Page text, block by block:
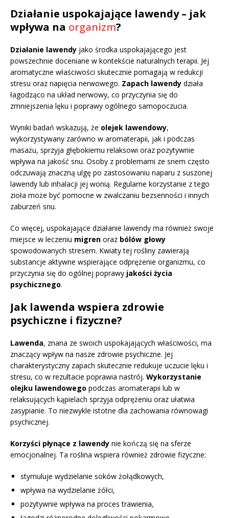
Działanie uspokajające lawendy – jak
wpływa na organizm?
Działanie lawendy jako środka uspokajającego jest
powszechnie doceniane w kontekście naturalnych terapii. Jej
aromatyczne właściwości skutecznie pomagają w redukcji
stresu oraz napięcia nerwowego. Zapach lawendy działa
łagodząco na układ nerwowy, co przyczynia się do
zmniejszenia lęku i poprawy ogólnego samopoczucia.
Wyniki badań wskazują, że olejek lawendowy,
wykorzystywany zarówno w aromaterapii, jak i podczas
masażu, sprzyja głębokiemu relaksowi oraz pozytywnie
wpływa na jakość snu. Osoby z problemami ze snem często
odczuwają znaczną ulgę po zastosowaniu naparu z suszonej
lawendy lub inhalacji jej wonią. Regularne korzystanie z tego
zioła może być pomocne w zwalczaniu bezsenności i innych
zaburzeń snu.
Co więcej, uspokajające działanie lawendy ma również swoje
miejsce w leczeniu migren oraz bólów głowy
spowodowanych stresem. Kwiaty tej rośliny zawierają
substancje aktywne wspierające odprężenie organizmu, co
przyczynia się do ogólnej poprawy jakości życia
psychicznego.
Jak lawenda wspiera zdrowie
psychiczne i fizyczne?
Lawenda, znana ze swoich uspokajających właściwości, ma
znaczący wpływ na nasze zdrowie psychiczne. Jej
charakterystyczny zapach skutecznie redukuje uczucie lęku i
stresu, co w rezultacie poprawia nastrój. Wykorzystanie
olejku lawendowego podczas aromaterapii lub w
relaksujących kąpielach sprzyja odprężeniu oraz ułatwia
zasypianie. To niezwykle istotne dla zachowania równowagi
psychicznej.
Korzyści płynące z lawendy nie kończą się na sferze
emocjonalnej. Ta roślina wspiera również zdrowie fizyczne:
stymuluje wydzielanie soków żołądkowych,
wpływa na wydzielanie żółci,
pozytywnie wpływa na proces trawienia,